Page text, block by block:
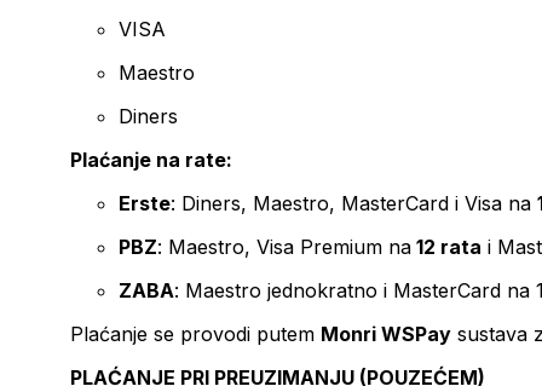
VISA
Maestro
Diners
Plaćanje na rate:
Erste: Diners, Maestro, MasterCard i Visa na
PBZ: Maestro, Visa Premium na 12 rata i
ZABA: Maestro jednokratno i MasterCard na
Plaćanje se provodi putem Monri WSPay sustava
PLAĆANJE PRI PREUZIMANJU (POUZEĆEM)